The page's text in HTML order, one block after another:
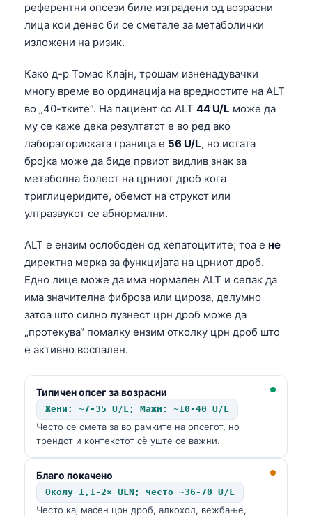
референтни опсези биле изградени од возрасни
лица кои денес би се сметале за метаболички
изложени на ризик.
Како д-р Томас Клајн, трошам изненадувачки
многу време во ординација на вредностите на ALT
во „40-тките“. На пациент со ALT 44 U/L може да
му се каже дека резултатот е во ред ако
лабораториската граница е 56 U/L, но истата
бројка може да биде првиот видлив знак за
метаболна болест на црниот дроб кога
триглицеридите, обемот на струкот или
ултразвукот се абнормални.
ALT е ензим ослободен од хепатоцитите; тоа е не
директна мерка за функцијата на црниот дроб.
Едно лице може да има нормален ALT и сепак да
има значителна фиброза или цироза, делумно
затоа што силно лузнест црн дроб може да
„протекува“ помалку ензим отколку црн дроб што
е активно воспален.
Типичен опсег за возрасни
Жени: ~7-35 U/L; Мажи: ~10-40 U/L
Често се смета за во рамките на опсегот, но
трендот и контекстот сè уште се важни.
Благо покачено
Околу 1,1-2× ULN; често ~36-70 U/L
Често кај масен црн дроб, алкохол, вежбање,